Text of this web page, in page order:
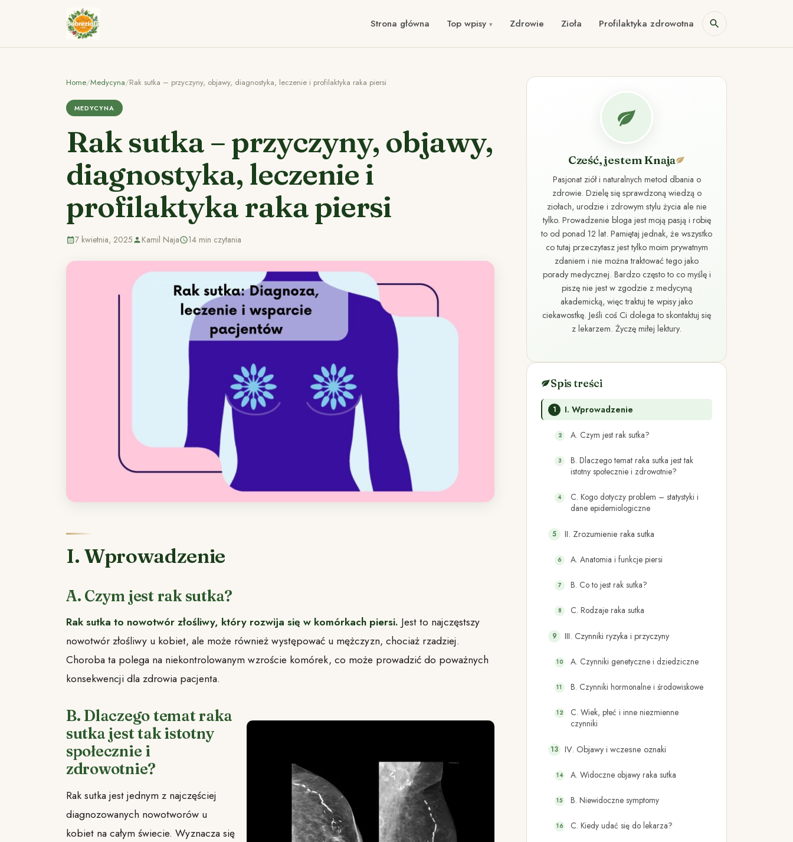
Strona główna Top wpisy Zdrowie Zioła Profilaktyka zdrowotna
Home/Medycyna/Rak sutka – przyczyny, objawy, diagnostyka, leczenie i profilaktyka raka piersi
MEDYCYNA
Rak sutka – przyczyny, objawy,
diagnostyka, leczenie i
profilaktyka raka piersi
7 kwietnia, 2025 Kamil Naja 14 min czytania
I. Wprowadzenie
A. Czym jest rak sutka?
Rak sutka to nowotwór złośliwy, który rozwija się w komórkach piersi. Jest to najczęstszy
nowotwór złośliwy u kobiet, ale może również występować u mężczyzn, chociaż rzadziej.
Choroba ta polega na niekontrolowanym wzroście komórek, co może prowadzić do poważnych
konsekwencji dla zdrowia pacjenta.
B. Dlaczego temat raka
sutka jest tak istotny
społecznie i
zdrowotnie?
Rak sutka jest jednym z najczęściej
diagnozowanych nowotworów u
kobiet na całym świecie. Wyznacza się
Cześć, jestem Knaja
Pasjonat ziół i naturalnych metod dbania o
zdrowie. Dzielę się sprawdzoną wiedzą o
ziołach, urodzie i zdrowym stylu życia ale nie
tylko. Prowadzenie bloga jest moją pasją i robię
to od ponad 12 lat. Pamiętaj jednak, że wszystko
co tutaj przeczytasz jest tylko moim prywatnym
zdaniem i nie można traktować tego jako
porady medycznej. Bardzo często to co myślę i
piszę nie jest w zgodzie z medycyną
akademicką, więc traktuj te wpisy jako
ciekawostkę. Jeśli coś Ci dolega to skontaktuj się
z lekarzem. Życzę miłej lektury.
Spis treści
I. Wprowadzenie
A. Czym jest rak sutka?
B. Dlaczego temat raka sutka jest tak
istotny społecznie i zdrowotnie?
C. Kogo dotyczy problem – statystyki i
dane epidemiologiczne
II. Zrozumienie raka sutka
A. Anatomia i funkcje piersi
B. Co to jest rak sutka?
C. Rodzaje raka sutka
III. Czynniki ryzyka i przyczyny
A. Czynniki genetyczne i dziedziczne
B. Czynniki hormonalne i środowiskowe
C. Wiek, płeć i inne niezmienne
czynniki
IV. Objawy i wczesne oznaki
A. Widoczne objawy raka sutka
B. Niewidoczne symptomy
C. Kiedy udać się do lekarza?